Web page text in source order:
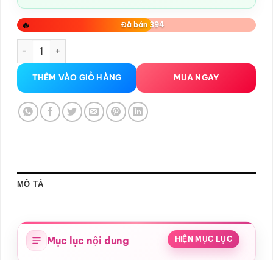
🔥 Đã bán 394
Bao cao su Super Gold Hải Phòng số lượng
THÊM VÀO GIỎ HÀNG MUA NGAY
MÔ TẢ
Mục lục nội dung HIỆN MỤC LỤC